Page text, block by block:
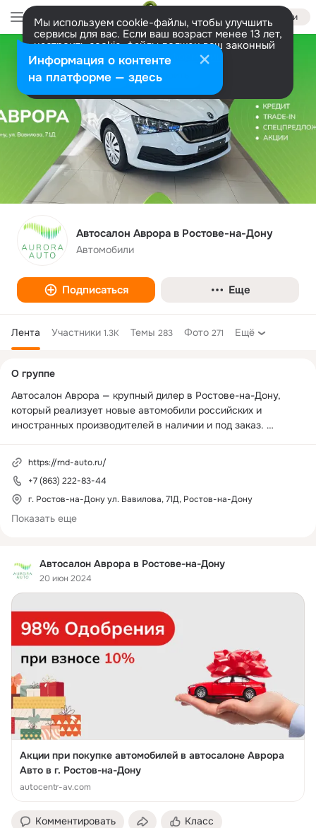
Войти
Мы используем cookie-файлы, чтобы улучшить
сервисы для вас. Если ваш возраст менее 13 лет,
настроить cookie-файлы должен ваш законный
представитель. Больше информации
Разрешить все Настроить
Автосалон Аврора в Ростове-на-Дону
Автомобили
Подписаться Еще
Лента Участники 1.3K Темы 283 Фото 271 Ещё
Автосалон Аврора в Ростове-на-Дону
20 июн 2024
Акции при покупке автомобилей в автосалоне Аврора
Авто в г. Ростов-на-Дону
autocentr-av.com
Комментировать Класс
колонка
О группе
Автосалон Аврора — крупный дилер в Ростове-на-Дону,
который реализует новые автомобили российских и
иностранных производителей в наличии и под заказ.
безналичный расчет, также в кредит.
Это официальная группа автосалона в социальной сети
«Одноклассники». На этой странице вы можете следить за
свежими акциями и сезонными распродажами машин.
Обратившись к нам, вы получите:
✔️помощь в подборе авто;
✔️быстрый обмен trade in;
✔️гарантированный подарок.
За дополнительной информацией обращайтесь по адресу: г.
Ростов-на-Дону, ул. Вавилова, 71Д. Ждем вас
https://rnd-auto.ru/
+7 (863) 222-83-44
г. Ростов-на-Дону ул. Вавилова, 71Д, Ростов-на-Дону
Показать еще
Информация о контенте
на платформе — здесь